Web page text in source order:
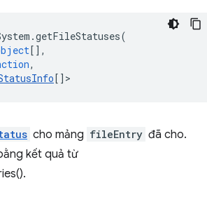
.getFileStatuses(
[],
,
[] >
cho mảng fileEntry đã cho.
kết quả từ